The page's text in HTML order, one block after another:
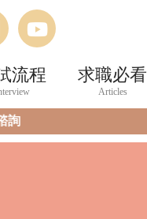
流程 求職必看